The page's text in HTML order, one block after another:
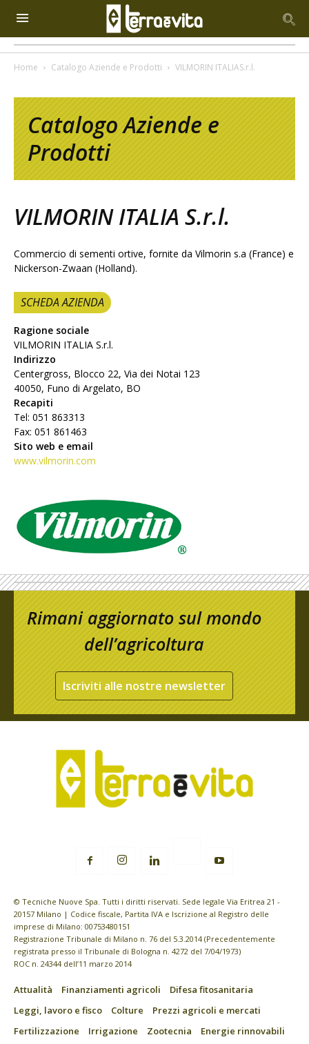
Home Catalogo Aziende e Prodotti VILMORIN ITALIAS.r.l.
Catalogo Aziende e
Prodotti
VILMORIN ITALIA S.r.l.
Commercio di sementi ortive, fornite da Vilmorin s.a (France) e
Nickerson-Zwaan (Holland).
SCHEDA AZIENDA
Ragione sociale
VILMORIN ITALIA S.r.l.
Indirizzo
Centergross, Blocco 22, Via dei Notai 123
40050, Funo di Argelato, BO
Recapiti
Tel: 051 863313
Fax: 051 861463
Sito web e email
www.vilmorin.com
Rimani aggiornato sul mondo
dell’agricoltura
Iscriviti alle nostre newsletter
© Tecniche Nuove Spa. Tutti i diritti riservati. Sede legale Via Eritrea 21 -
20157 Milano | Codice fiscale, Partita IVA e Iscrizione al Registro delle
imprese di Milano: 00753480151
Registrazione Tribunale di Milano n. 76 del 5.3.2014 (Precedentemente
registrata presso il Tribunale di Bologna n. 4272 del 7/04/1973)
ROC n. 24344 dell’11 marzo 2014
Attualità Finanziamenti agricoli
Difesa fitosanitaria
Leggi, lavoro e fisco
Colture
Prezzi agricoli e mercati
Fertilizzazione
Irrigazione Zootecnia
Energie rinnovabili